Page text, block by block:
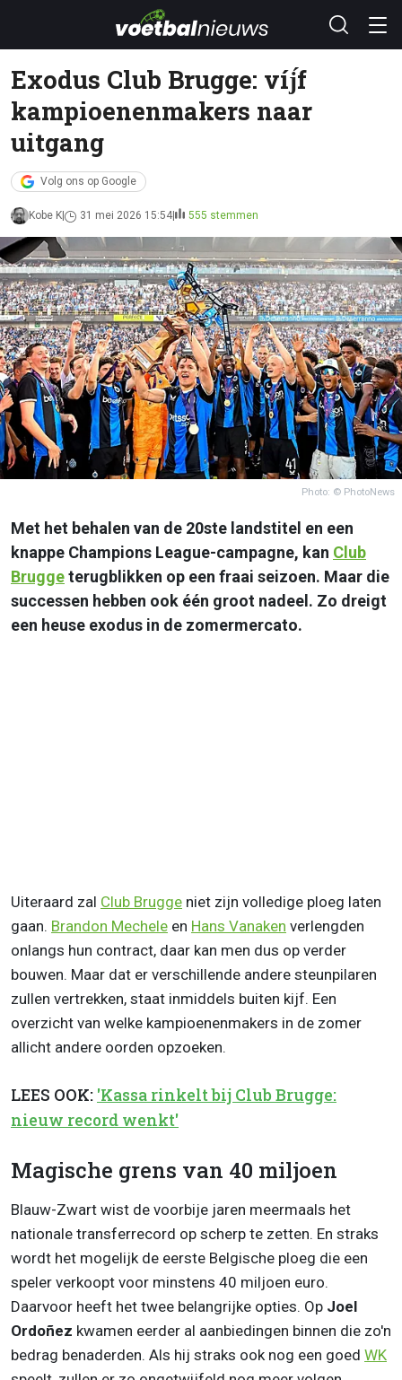
Exodus Club Brugge: víj́f
kampioenenmakers naar
uitgang
Volg ons op Google
Kobe K 31 mei 2026 15:54 555 stemmen
Photo: © PhotoNews
Met het behalen van de 20ste landstitel en een
knappe Champions League-campagne, kan Club
Bruggeterugblikken op een fraai seizoen. Maar die
successen hebben ook één groot nadeel. Zo dreigt
een heuse exodus in de zomermercato.
Uiteraard zal Club Brugge niet zijn volledige ploeg laten
gaan. Brandon Mechele en Hans Vanaken verlengden
onlangs hun contract, daar kan men dus op verder
bouwen. Maar dat er verschillende andere steunpilaren
zullen vertrekken, staat inmiddels buiten kijf. Een
overzicht van welke kampioenenmakers in de zomer
allicht andere oorden opzoeken.
LEES OOK: 'Kassa rinkelt bij Club Brugge:
nieuw record wenkt'
Magische grens van 40 miljoen
Blauw-Zwart wist de voorbije jaren meermaals het
nationale transferrecord op scherp te zetten. En straks
wordt het mogelijk de eerste Belgische ploeg die een
speler verkoopt voor minstens 40 miljoen euro.
Daarvoor heeft het twee belangrijke opties. Op Joel
Ordoñez kwamen eerder al aanbiedingen binnen die zo'n
bedrag benaderden. Als hij straks ook nog een goed WK